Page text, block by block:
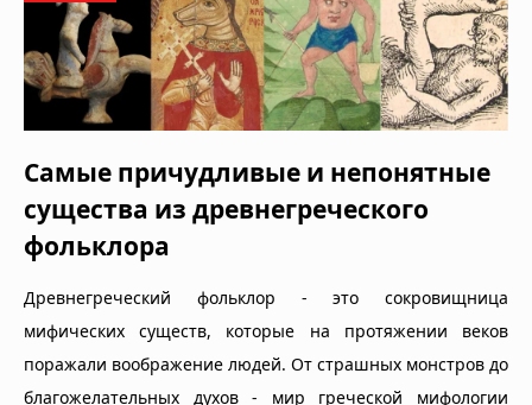
Самые причудливые и непонятные
существа из древнегреческого
фольклора
Древнегреческий фольклор - это сокровищница
мифических существ, которые на протяжении веков
поражали воображение людей. От страшных монстров до
благожелательных духов - мир греческой мифологии